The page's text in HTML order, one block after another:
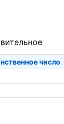
число